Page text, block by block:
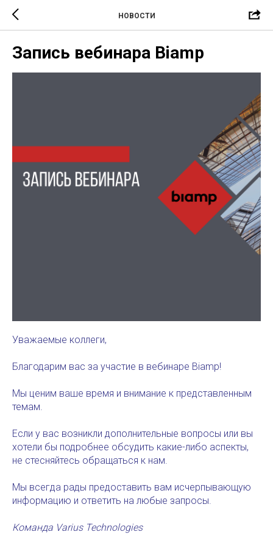
НОВОСТИ
Запись вебинара Biamp
Уважаемые коллеги,
Благодарим вас за участие в вебинаре Biamp!
Мы ценим ваше время и внимание к представленным
темам.
Если у вас возникли дополнительные вопросы или вы
хотели бы подробнее обсудить какие-либо аспекты,
не стесняйтесь обращаться к нам.
Мы всегда рады предоставить вам исчерпывающую
информацию и ответить на любые запросы.
Команда Varius Technologies